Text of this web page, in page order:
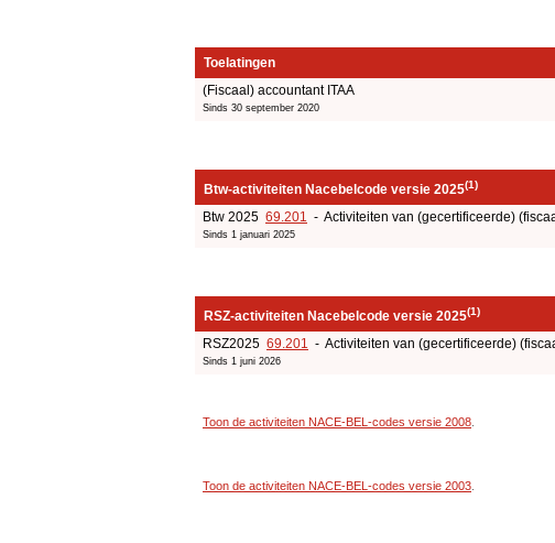
Toelatingen
(Fiscaal) accountant ITAA
Sinds 30 september 2020
Btw-activiteiten Nacebelcode versie 2025(1)
Btw 2025 69.201 - Activiteiten van (gecertificeerde)
Sinds 1 januari 2025
RSZ-activiteiten Nacebelcode versie 2025(1)
RSZ2025 69.201 - Activiteiten van (gecertificeerde)
Sinds 1 juni 2026
Toon de activiteiten NACE-BEL-codes versie 2008
Toon de activiteiten NACE-BEL-codes versie 2003